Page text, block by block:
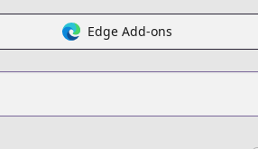
Edge Add-ons